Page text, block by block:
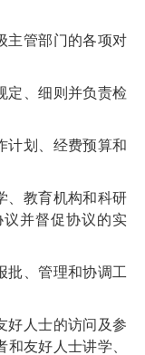
主管部门的各项对
定、细则并负责检
计划、经费预算和
、教育机构和科研
并督促协议的实
批、管理和协调工
好人士的访问及参
友好人士讲学、